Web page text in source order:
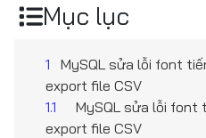
Mục lục
1
MySQL sửa lỗi font
export file CSV
1.1
MySQL sửa lỗi font
export file CSV